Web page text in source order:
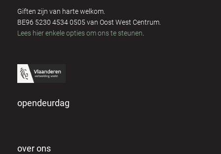
Giften zijn van harte welkom.
BE96 5230 4534 0505 van Oost West Centrum.
Lees hier enkele opties om ons te steunen
opendeurdag
over ons